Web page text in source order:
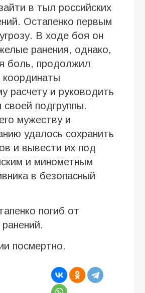
в тыл российских
Остапенко первым
В ходе боя он
ранения, однако,
боль, продолжил
координаты
расчету и руководить
своей подгруппы.
мужеству и
удалось сохранить
и вывести их под
и минометным
в безопасный
погиб от
посмертно.